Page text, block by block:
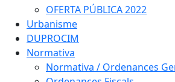
OFERTA PÚBLICA 2022
Urbanisme
DUPROCIM
Normativa
Normativa / Ordenances